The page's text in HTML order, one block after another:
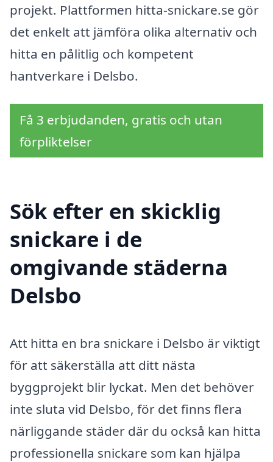
projekt. Plattformen hitta-snickare.se gör
det enkelt att jämföra olika alternativ och
hitta en pålitlig och kompetent
hantverkare i Delsbo.
Få 3 erbjudanden, gratis och utan
förpliktelser
Sök efter en skicklig
snickare i de
omgivande städerna
Delsbo
Att hitta en bra snickare i Delsbo är viktigt
för att säkerställa att ditt nästa
byggprojekt blir lyckat. Men det behöver
inte sluta vid Delsbo, för det finns flera
närliggande städer där du också kan hitta
professionella snickare som kan hjälpa